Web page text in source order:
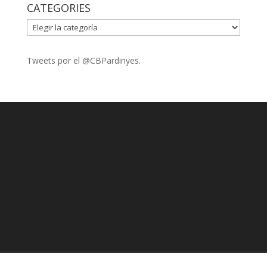
CATEGORIES
CATEGORIES
Tweets por el @CBPardinyes.